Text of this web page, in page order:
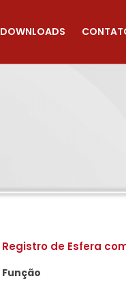
DOWNLOADS
Registro de Esfera
Função